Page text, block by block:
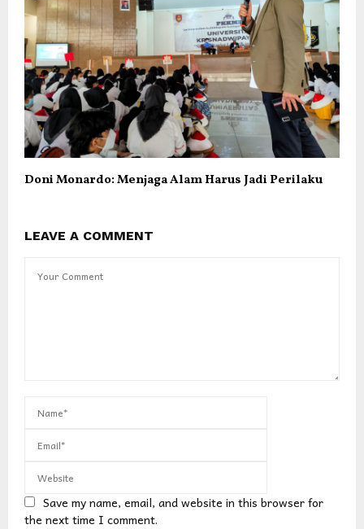
Doni Monardo: Menjaga Alam Harus Jadi Perilaku
LEAVE A COMMENT
Save my name, email, and website in this browser for
the next time I comment.